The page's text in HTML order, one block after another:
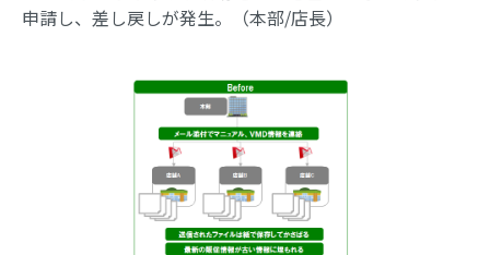
申請し、差し戻しが発生。（本部/店長）